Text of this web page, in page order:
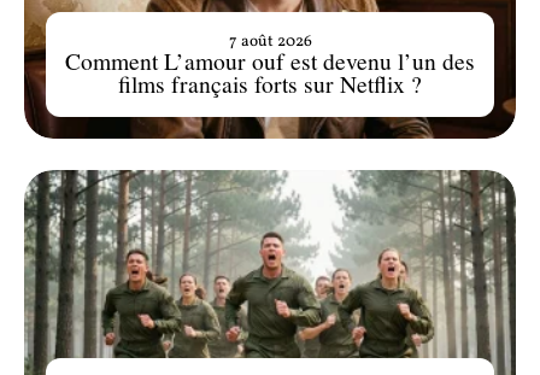
Comment L’amour ouf est devenu l’un des
films français forts sur Netflix ?
7 août 2026